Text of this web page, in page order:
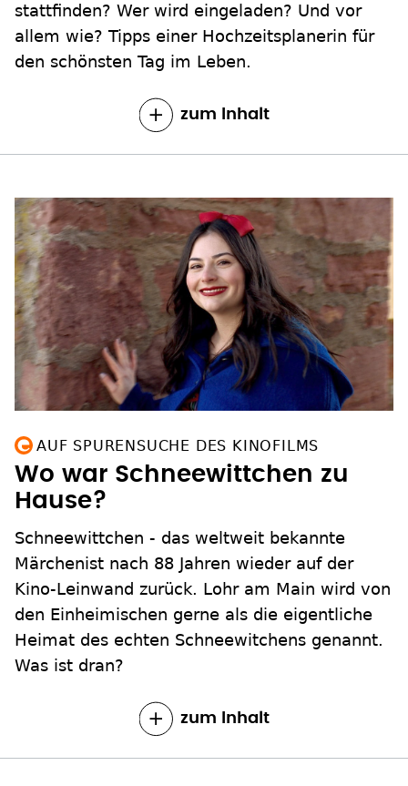
stattfinden? Wer wird eingeladen? Und vor
allem wie? Tipps einer Hochzeitsplanerin für
den schönsten Tag im Leben.
zum Inhalt
AUF SPURENSUCHE DES KINOFILMS
Wo war Schneewittchen zu
Hause?
Schneewittchen - das weltweit bekannte
Märchenist nach 88 Jahren wieder auf der
Kino-Leinwand zurück. Lohr am Main wird von
den Einheimischen gerne als die eigentliche
Heimat des echten Schneewitchens genannt.
Was ist dran?
zum Inhalt